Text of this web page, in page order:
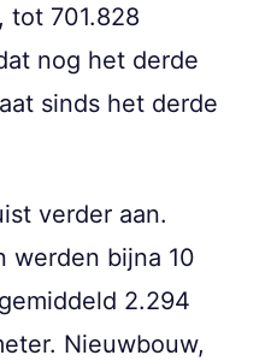
tot 701.828
nog het derde
sinds het derde
verder aan.
werden bijna 10
2.294
Nieuwbouw,